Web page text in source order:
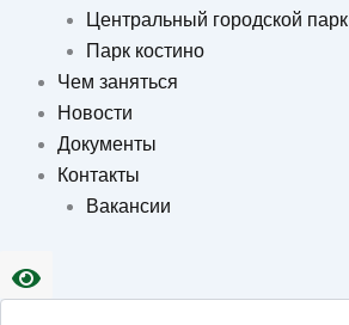
Центральный городской парк
Парк костино
Чем заняться
Новости
Документы
Контакты
Вакансии